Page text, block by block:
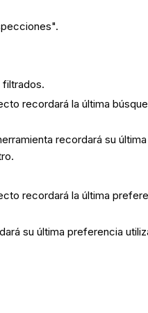
recordará la última
recordará su
recordará la última
su última preferencia